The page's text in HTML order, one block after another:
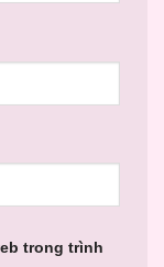
trong trình